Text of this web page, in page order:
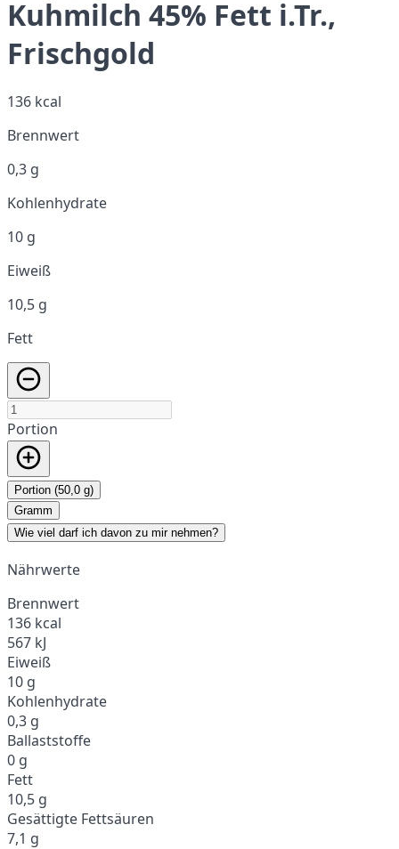
Kuhmilch 45% Fett i.Tr.,
Frischgold
136 kcal
Brennwert
0,3 g
Kohlenhydrate
10 g
Eiweiß
10,5 g
Fett
Portion
Portion (50,0 g)
Gramm
Wie viel darf ich davon zu mir nehmen?
Nährwerte
Brennwert
136 kcal
567 kJ
Eiweiß
10 g
Kohlenhydrate
0,3 g
Ballaststoffe
0 g
Fett
10,5 g
Gesättigte Fettsäuren
7,1 g